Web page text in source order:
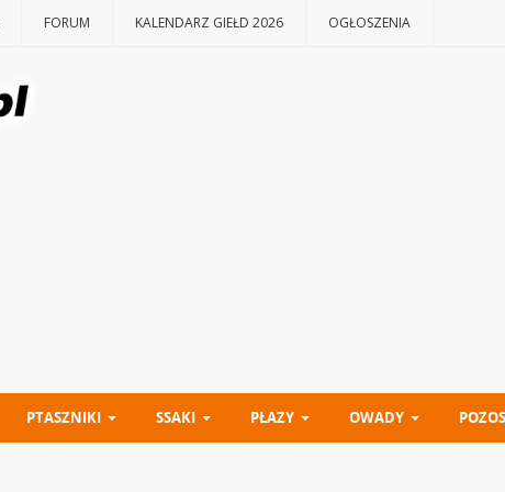
FORUM KALENDARZ GIEŁD 2026 OGŁOSZENIA
PTASZNIKI SSAKI PŁAZY OWADY